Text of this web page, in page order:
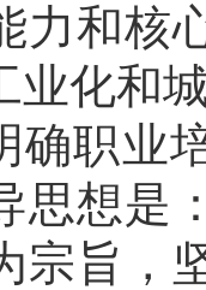
力和核
业化和
职业
思想是
宗旨，